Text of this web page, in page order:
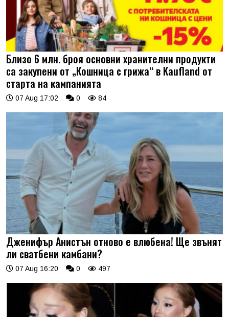
Близо 6 млн. броя основни хранителни продукти
са закупени от „Кошница с грижа“ в Kaufland от
старта на кампанията
07 Aug 17:02 0 84
Дженифър Анистън отново е влюбена! Ще звънят
ли сватбени камбани?
07 Aug 16:20 0 497